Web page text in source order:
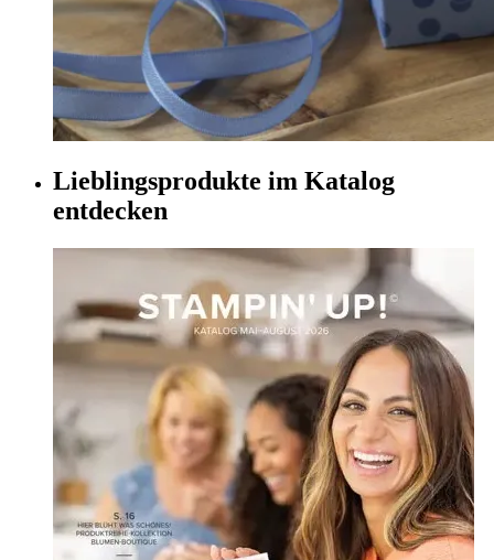
Lieblingsprodukte im Katalog
entdecken